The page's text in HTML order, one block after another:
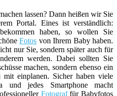
lassen? Dann heißen wir Sie
Portal. Eines ist verständlich:
haben, so wollen Sie
Fotos von Ihrem Baby haben.
nur Sie, sondern später auch für
werden. Dabei sollten Sie
machen, sondern ebenso ein
einplanen. Sicher haben viele
und jedes Smartphone macht
Fotograffür Babyfotos